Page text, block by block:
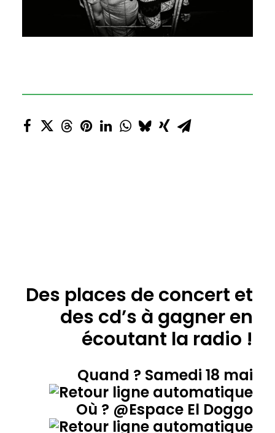
Des places de concert et
des cd’s à gagner en
écoutant la radio !
Quand ? Samedi 18 mai
Où ? @Espace El Doggo